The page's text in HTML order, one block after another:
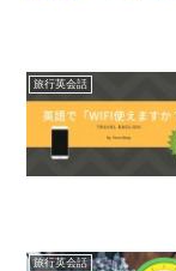
旅行英会話
旅行英会話